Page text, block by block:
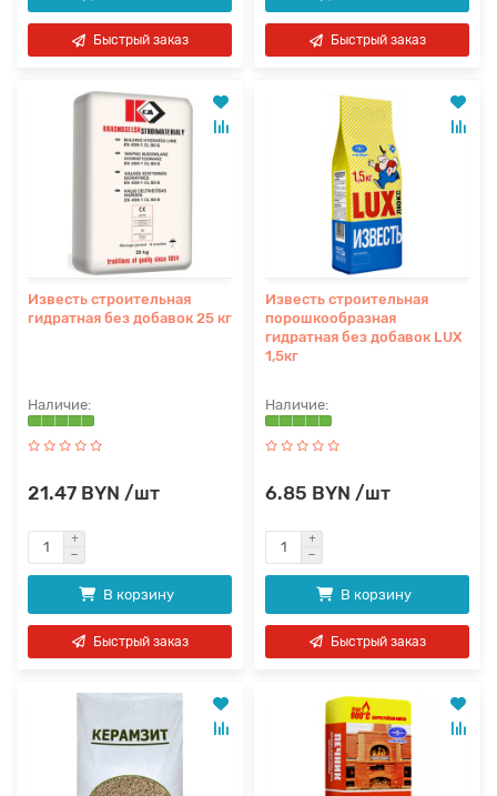
Быстрый заказ Быстрый заказ
Известь строительная
гидратная без добавок 25 кг
21.47 BYN /шт
В корзину
Быстрый заказ
Известь строительная
порошкообразная
гидратная без добавок LUX
1,5кг
6.85 BYN /шт
В корзину
Быстрый заказ